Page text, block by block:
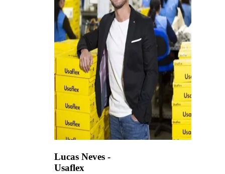
Lucas Neves -
Usaflex